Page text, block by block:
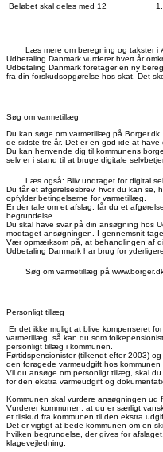
Beløbet skal deles med 12
Læs mere om beregning og takster
Udbetaling Danmark vurderer hvert år
Udbetaling Danmark foretager en ny
fra din forskudsopgørelse hos skat. Det
Søg om varmetillæg
Du kan søge om varmetillæg på
de sidste tre år. Det er en god ide at
Du kan henvende dig til kommunens
selv er i stand til at bruge digitale
Læs også: Bliv undtaget for digital
Du får et afgørelsesbrev, hvor du kan se,
opfylder betingelserne for varmetillæg.
Er der tale om et afslag, får du et
begrundelse.
Du skal have svar på din ansøgning hos
modtaget ansøgningen. I gennemsnit
Vær opmærksom på, at behandlingen af
Udbetaling Danmark har brug for
Søg om varmetillæg på
Personligt tillæg
Er det ikke muligt at blive kompenseret
varmetillæg, så kan du som
personligt tillæg i kommunen.
Førtidspensionister (tilkendt efter 2003)
den forøgede varmeudgift hos
Vil du ansøge om personligt tillæg, skal
for den ekstra varmeudgift og
Kommunen skal vurdere ansøgningen ud
Vurderer kommunen, at du er særligt
et tilskud fra kommunen til den ekstra
Det er vigtigt at bede kommunen om en
hvilken begrundelse, der gives for
klagevejledning.